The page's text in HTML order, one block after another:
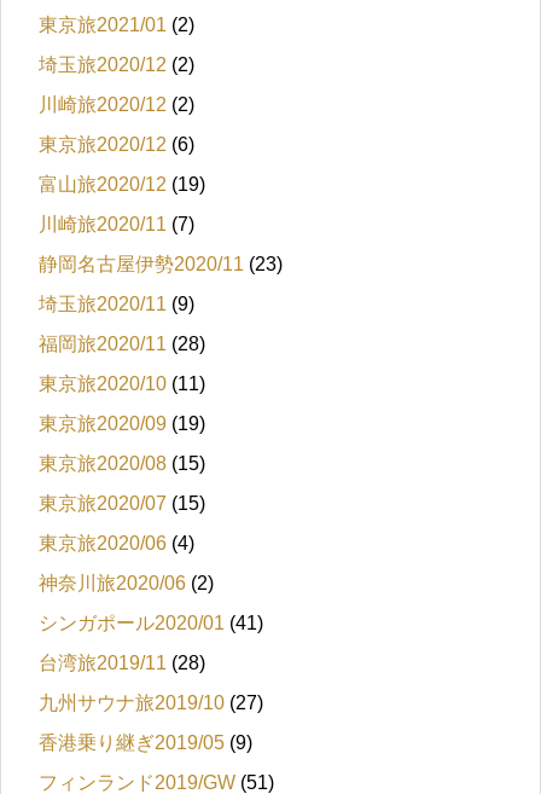
東京旅2021/01 (2)
埼玉旅2020/12 (2)
川崎旅2020/12 (2)
東京旅2020/12 (6)
富山旅2020/12 (19)
川崎旅2020/11 (7)
静岡名古屋伊勢2020/11 (23)
埼玉旅2020/11 (9)
福岡旅2020/11 (28)
東京旅2020/10 (11)
東京旅2020/09 (19)
東京旅2020/08 (15)
東京旅2020/07 (15)
東京旅2020/06 (4)
神奈川旅2020/06 (2)
シンガポール2020/01 (41)
台湾旅2019/11 (28)
九州サウナ旅2019/10 (27)
香港乗り継ぎ2019/05 (9)
フィンランド2019/GW (51)